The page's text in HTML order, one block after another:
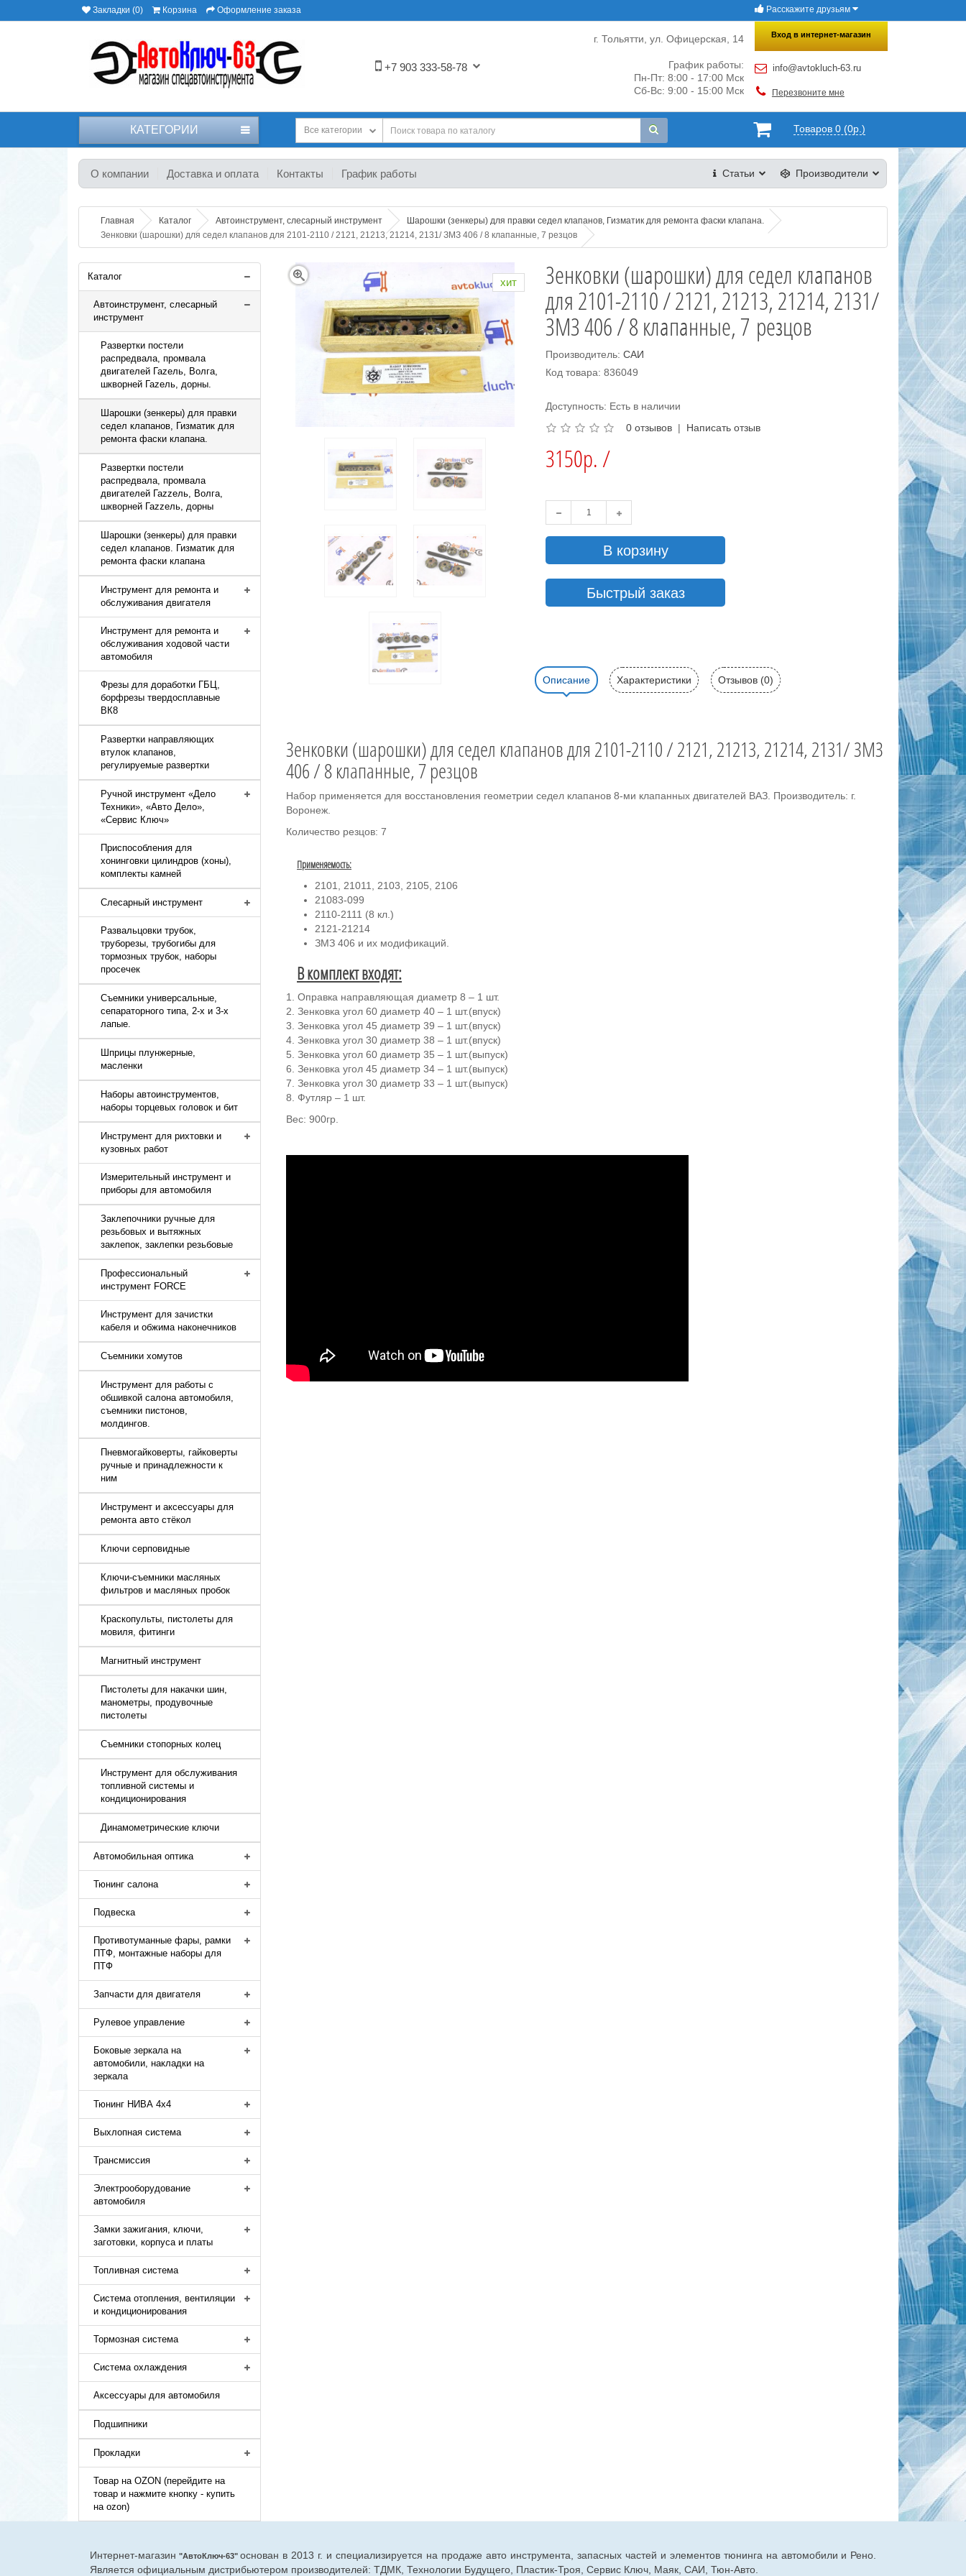
×
Закладки (0) Корзина Оформление заказа Расскажите друзьям
+7 903 333-58-78
Вход в интернет-магазин
info@avtokluch-63.ru
Перезвоните мне
г. Тольятти, ул. Офицерская, 14
График работы:
Пн-Пт: 8:00 - 17:00 Мск
Сб-Вс: 9:00 - 15:00 Мск
КАТЕГОРИИ Товаров 0 (0р.)
Все категории
О компании Доставка и оплата Контакты График работы Производители
Статьи
Главная Каталог Автоинструмент, слесарный инструмент
Шарошки (зенкеры) для правки седел клапанов, Гизматик для ремонта фаски клапана.
Зенковки (шарошки) для седел клапанов для 2101-2110 / 2121, 21213, 21214, 2131/ ЗМЗ 406 / 8 клапанные, 7 резцов
Каталог
Автоинструмент, слесарный
инструмент
Развертки постели
распредвала, промвала
двигателей Гаzель, Волга,
шкворней Гаzель, дорны.
Шарошки (зенкеры) для правки
седел клапанов, Гизматик для
ремонта фаски клапана.
Развертки постели
распредвала, промвала
двигателей Гаzzель, Волга,
шкворней Гаzzель, дорны
Шарошки (зенкеры) для правки
седел клапанов. Гизматик для
ремонта фаски клапана
Инструмент для ремонта и
обслуживания двигателя
Инструмент для ремонта и
обслуживания ходовой части
автомобиля
Фрезы для доработки ГБЦ,
борфрезы твердосплавные
ВК8
Развертки направляющих
втулок клапанов,
регулируемые развертки
Ручной инструмент «Дело
Техники», «Авто Дело»,
«Сервис Ключ»
Приспособления для
хонинговки цилиндров (хоны),
комплекты камней
Слесарный инструмент
Развальцовки трубок,
труборезы, трубогибы для
тормозных трубок, наборы
просечек
Съемники универсальные,
сепараторного типа, 2-х и 3-х
лапые.
Шприцы плунжерные,
масленки
Наборы автоинструментов,
наборы торцевых головок и бит
Инструмент для рихтовки и
кузовных работ
Измерительный инструмент и
приборы для автомобиля
Заклепочники ручные для
резьбовых и вытяжных
заклепок, заклепки резьбовые
Профессиональный
инструмент FORCE
Инструмент для зачистки
кабеля и обжима наконечников
Съемники хомутов
Инструмент для работы с
обшивкой салона автомобиля,
съемники пистонов,
молдингов.
Пневмогайковерты, гайковерты
ручные и принадлежности к
ним
Инструмент и аксессуары для
ремонта авто стёкол
Ключи серповидные
Ключи-съемники масляных
фильтров и масляных пробок
Краскопульты, пистолеты для
мовиля, фитинги
Магнитный инструмент
Пистолеты для накачки шин,
манометры, продувочные
пистолеты
Съемники стопорных колец
Инструмент для обслуживания
топливной системы и
кондиционирования
Динамометрические ключи
Автомобильная оптика
Тюнинг салона
Подвеска
Противотуманные фары, рамки
ПТФ, монтажные наборы для
ПТФ
Запчасти для двигателя
Рулевое управление
Боковые зеркала на
автомобили, накладки на
зеркала
Тюнинг НИВА 4х4
Выхлопная система
Трансмиссия
Электрооборудование
автомобиля
Замки зажигания, ключи,
заготовки, корпуса и платы
Топливная система
Система отопления, вентиляции
и кондиционирования
Тормозная система
Система охлаждения
Аксессуары для автомобиля
Подшипники
Прокладки
Товар на OZON (перейдите на
товар и нажмите кнопку - купить
на ozon)
хит
Зенковки (шарошки) для седел клапанов
для 2101-2110 / 2121, 21213, 21214, 2131/
ЗМЗ 406 / 8 клапанные, 7 резцов
Производитель:САИ
Код товара: 836049
Доступность: Есть в наличии
0 отзывов | Написать отзыв
3150р. /
В корзину
Быстрый заказ
Описание Характеристики Отзывов (0)
Зенковки (шарошки) для седел клапанов для 2101-2110 / 2121, 21213, 21214, 2131/ ЗМЗ
406 / 8 клапанные, 7 резцов
Набор применяется для восстановления геометрии седел клапанов 8-ми клапанных двигателей ВАЗ. Производитель: г.
Воронеж.
Количество резцов: 7
Применяемость:
2101, 21011, 2103, 2105, 2106
21083-099
2110-2111 (8 кл.)
2121-21214
ЗМЗ 406 и их модификаций.
В комплект входят:
1. Оправка направляющая диаметр 8 – 1 шт.
2. Зенковка угол 60 диаметр 40 – 1 шт.(впуск)
3. Зенковка угол 45 диаметр 39 – 1 шт.(впуск)
4. Зенковка угол 30 диаметр 38 – 1 шт.(впуск)
5. Зенковка угол 60 диаметр 35 – 1 шт.(выпуск)
6. Зенковка угол 45 диаметр 34 – 1 шт.(выпуск)
7. Зенковка угол 30 диаметр 33 – 1 шт.(выпуск)
8. Футляр – 1 шт.
Вес: 900гр.
Интернет-магазин "АвтоКлюч-63"основан в 2013 г. и специализируется на продаже авто инструмента, запасных частей и элементов тюнинга на автомобили и Рено.
Является официальным дистрибьютером производителей: ТДМК, Технологии Будущего, Пластик-Троя, Сервис Ключ, Маяк, САИ, Тюн-Авто.